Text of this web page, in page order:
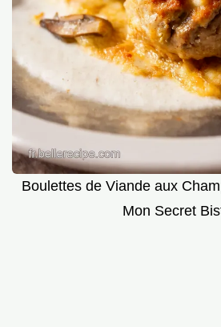
Boulettes de Viande aux
Mon Secret